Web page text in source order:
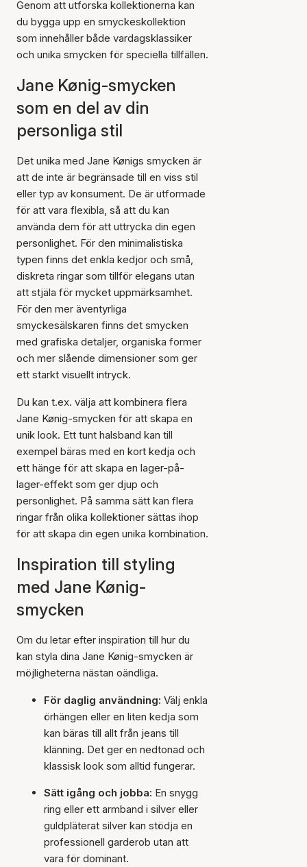
Genom att utforska kollektionerna kan
du bygga upp en smyckeskollektion
som innehåller både vardagsklassiker
och unika smycken för speciella tillfällen.
Jane Kønig-smycken
som en del av din
personliga stil
Det unika med Jane Kønigs smycken är
att de inte är begränsade till en viss stil
eller typ av konsument. De är utformade
för att vara flexibla, så att du kan
använda dem för att uttrycka din egen
personlighet. För den minimalistiska
typen finns det enkla kedjor och små,
diskreta ringar som tillför elegans utan
att stjäla för mycket uppmärksamhet.
För den mer äventyrliga
smyckesälskaren finns det smycken
med grafiska detaljer, organiska former
och mer slående dimensioner som ger
ett starkt visuellt intryck.
Du kan t.ex. välja att kombinera flera
Jane Kønig-smycken för att skapa en
unik look. Ett tunt halsband kan till
exempel bäras med en kort kedja och
ett hänge för att skapa en lager-på-
lager-effekt som ger djup och
personlighet. På samma sätt kan flera
ringar från olika kollektioner sättas ihop
för att skapa din egen unika kombination.
Inspiration till styling
med Jane Kønig-
smycken
Om du letar efter inspiration till hur du
kan styla dina Jane Kønig-smycken är
möjligheterna nästan oändliga.
För daglig användning: Välj enkla
örhängen eller en liten kedja som
kan bäras till allt från jeans till
klänning. Det ger en nedtonad och
klassisk look som alltid fungerar.
Sätt igång och jobba: En snygg
ring eller ett armband i silver eller
guldpläterat silver kan stödja en
professionell garderob utan att
vara för dominant.